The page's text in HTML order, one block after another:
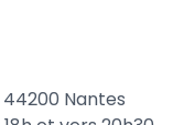
Nantes